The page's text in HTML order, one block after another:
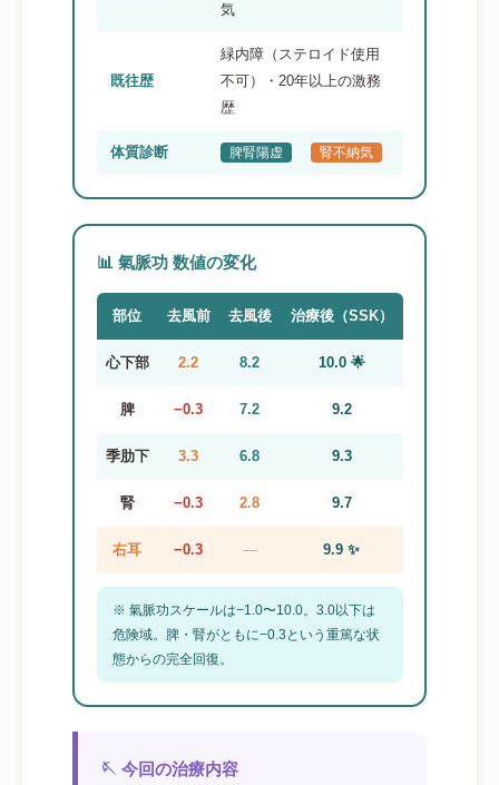
気
既往歴
緑内障（ステロイド使用
不可）・20年以上の激務
歴
体質診断 脾腎陽虚 腎不納気
📊 氣脈功 数値の変化
部位 去風前 去風後 治療後（SSK）
心下部 2.2 8.2 10.0 🌟
脾 −0.3 7.2 9.2
季肋下 3.3 6.8 9.3
腎 −0.3 2.8 9.7
右耳 −0.3 ― 9.9 ✨
※ 氣脈功スケールは−1.0〜10.0。3.0以下は
危険域。脾・腎がともに−0.3という重篤な状
態からの完全回復。
🪡 今回の治療内容